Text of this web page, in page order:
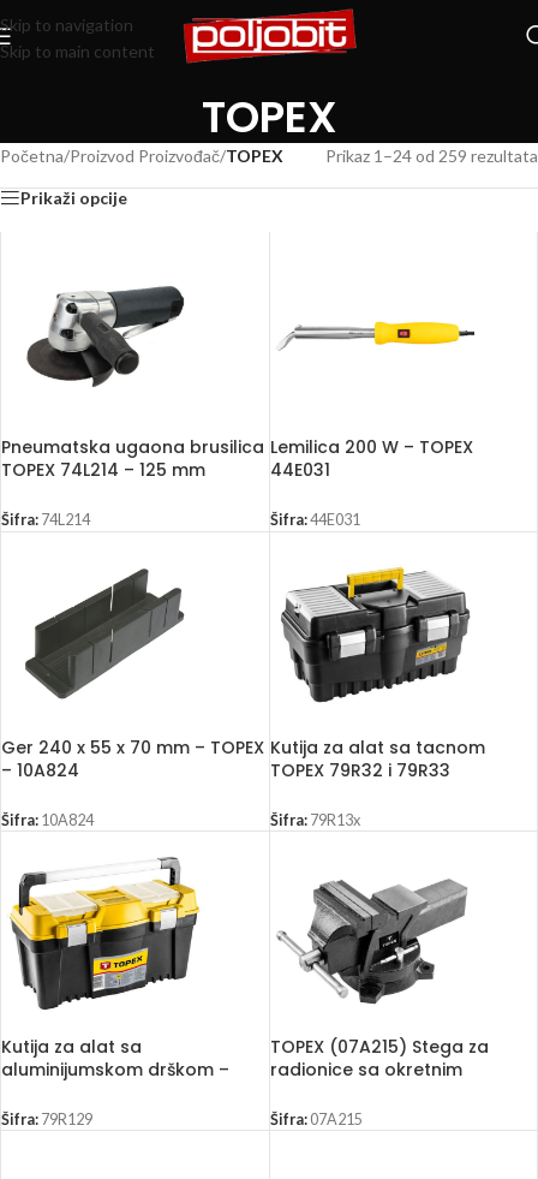
Skip to navigation
Skip to main content
TOPEX
Početna/Proizvod Proizvođač/TOPEX Prikaz 1–24 od 259 rezultata
Prikaži opcije
Pneumatska ugaona brusilica
TOPEX 74L214 – 125 mm
Šifra: 74L214
Lemilica 200 W – TOPEX
44E031
Šifra:44E031
Ger 240 x 55 x 70 mm – TOPEX
– 10A824
Šifra: 10A824
Kutija za alat sa tacnom
TOPEX 79R32 i 79R33
Šifra: 79R13x
Kutija za alat sa
aluminijumskom drškom –
Šifra: 79R129
TOPEX (07A215) Stega za
radionice sa okretnim
Šifra: 07A215